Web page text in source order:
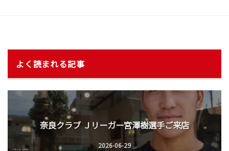
よく読まれる記事
奈良クラブ Ｊリーガー宮澤樹選手ご来店
2026-06-29